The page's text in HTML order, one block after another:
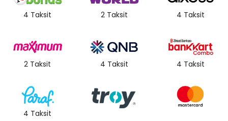
4 Taksit 2 Taksit 4 Taksit
2 Taksit 4 Taksit 4 Taksit
4 Taksit